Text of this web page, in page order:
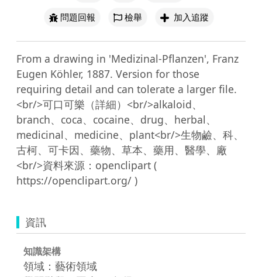
問題回報
檢舉 加入追蹤
From a drawing in 'Medizinal-Pflanzen', Franz
Eugen Köhler, 1887. Version for those
requiring detail and can tolerate a larger file.
<br/>可口可樂（詳細）<br/>alkaloid、
branch、coca、cocaine、drug、herbal、
medicinal、medicine、plant<br/>生物鹼、科、
古柯、可卡因、藥物、草本、藥用、醫學、廠
<br/>資料來源：openclipart (
資訊
知識架構
領域：藝術領域